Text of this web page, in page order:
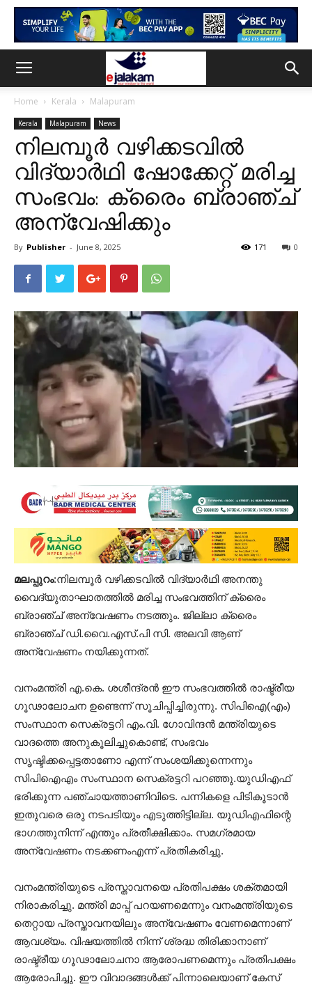
Home Kerala Malapuram
Kerala Malapuram News
നിലമ്പൂർ വഴിക്കടവിൽ
വിദ്യാർഥി ഷോക്കേറ്റ് മരിച്ച
സംഭവം: ക്രൈം ബ്രാഞ്ച്
അന്വേഷിക്കും
By Publisher - June 8, 2025 0
171
മലപ്പുറം:നിലമ്പൂർ വഴിക്കടവിൽ വിദ്യാർഥി അനന്തു
വൈദ്യുതാഘാതത്തിൽ മരിച്ച സംഭവത്തിന് ക്രൈം
ബ്രാഞ്ച് അന്വേഷണം നടത്തും. ജില്ലാ ക്രൈം
ബ്രാഞ്ച് ഡി.വൈ.എസ്.പി സി. അലവി ആണ്
അന്വേഷണം നയിക്കുന്നത്.
വനംമന്ത്രി എ.കെ. ശശീന്ദ്രൻ ഈ സംഭവത്തിൽ രാഷ്ട്രീയ
ഗൂഢാലോചന ഉണ്ടെന്ന് സൂചിപ്പിച്ചിരുന്നു. സിപിഐ(എം)
സംസ്ഥാന സെക്രട്ടറി എം.വി. ഗോവിന്ദൻ മന്ത്രിയുടെ
വാദത്തെ അനുകൂലിച്ചുകൊണ്ട്, സംഭവം
സൃഷ്ടിക്കപ്പെട്ടതാണോ എന്ന് സംശയിക്കുന്നെന്നും
സിപിഐഎം സംസ്ഥാന സെക്രട്ടറി പറഞ്ഞു.യുഡിഎഫ്
ഭരിക്കുന്ന പഞ്ചായത്താണിവിടെ. പന്നികളെ പിടികൂടാൻ
ഇതുവരെ ഒരു നടപടിയും എടുത്തിട്ടില്ല. യുഡിഎഫിന്റെ
ഭാഗത്തുനിന്ന് എന്തും പ്രതീക്ഷിക്കാം. സമഗ്രമായ
അന്വേഷണം നടക്കണംഎന്ന് പ്രതികരിച്ചു.
വനംമന്ത്രിയുടെ പ്രസ്താവനയെ പ്രതിപക്ഷം ശക്തമായി
നിരാകരിച്ചു. മന്ത്രി മാപ്പ് പറയണമെന്നും വനംമന്ത്രിയുടെ
തെറ്റായ പ്രസ്താവനയിലും അന്വേഷണം വേണമെന്നാണ്
ആവശ്യം. വിഷയത്തില്‍ നിന്ന് ശ്രദ്ധ തിരിക്കാനാണ്
രാഷ്ട്രീയ ഗൂഢാലോചനാ ആരോപണമെന്നും പ്രതിപക്ഷം
ആരോപിച്ചു. ഈ വിവാദങ്ങള്‍ക്ക് പിന്നാലെയാണ് കേസ്